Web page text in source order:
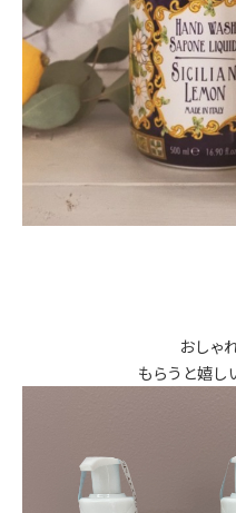
おしゃ
もらうと嬉し